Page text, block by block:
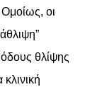
οι
θλίψης